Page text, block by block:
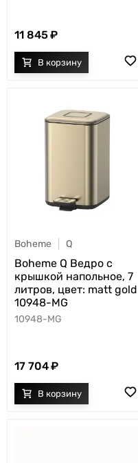
11 845
Boheme Q
Boheme Q Ведро с
крышкой напольное, 7
литров, цвет: matt gold
10948-MG
10948-MG
17 704